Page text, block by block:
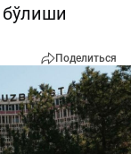
бўлиши
Поделиться